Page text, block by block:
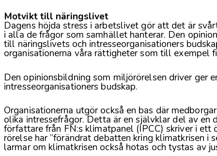
Motvikt till näringslivet
Dagens höjda stress i arbetslivet gör att det är
i alla de frågor som samhället hanterar. Den
till näringslivets och intresseorganisationers
organisationerna våra rättigheter som till exempel
Den opinionsbildning som miljörörelsen driver ger
intresseorganisationers budskap.
Organisationerna utgör också en bas där
olika intressefrågor. Detta är en självklar del av
författare från FN:s klimatpanel (IPCC) skriver i
rörelse har ”förändrat debatten kring klimatkrisen i
larmar om klimatkrisen också hotas och tystas av